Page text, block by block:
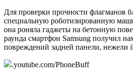
Для проверки прочности флагманов
специальную роботизированную
она роняла гаджеты на бетонную
раунда смартфон Samsung получил
повреждений задней панели, нежели
.youtube.com/PhoneBuff